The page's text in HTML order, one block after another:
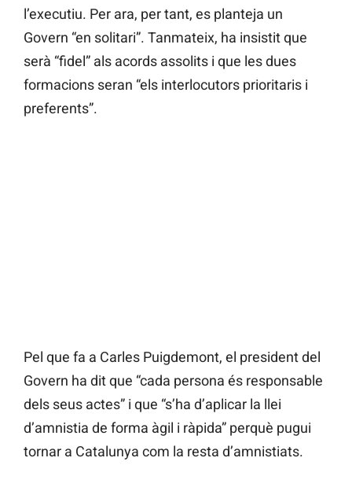
l’executiu. Per ara, per tant, es planteja un
Govern “en solitari”. Tanmateix, ha insistit que
serà “fidel” als acords assolits i que les dues
formacions seran “els interlocutors prioritaris i
preferents”.
Pel que fa a Carles Puigdemont, el president del
Govern ha dit que “cada persona és responsable
dels seus actes” i que “s’ha d’aplicar la llei
d’amnistia de forma àgil i ràpida” perquè pugui
tornar a Catalunya com la resta d’amnistiats.